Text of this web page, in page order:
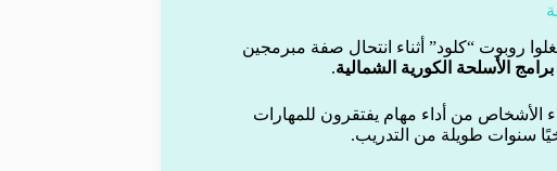
روبوت “كلود” أثناء انتحال صفة مبرمجين
الأسلحة الكورية الشمالية.
الأشخاص من أداء مهام يفتقرون للمهارات
سنوات طويلة من التدريب.